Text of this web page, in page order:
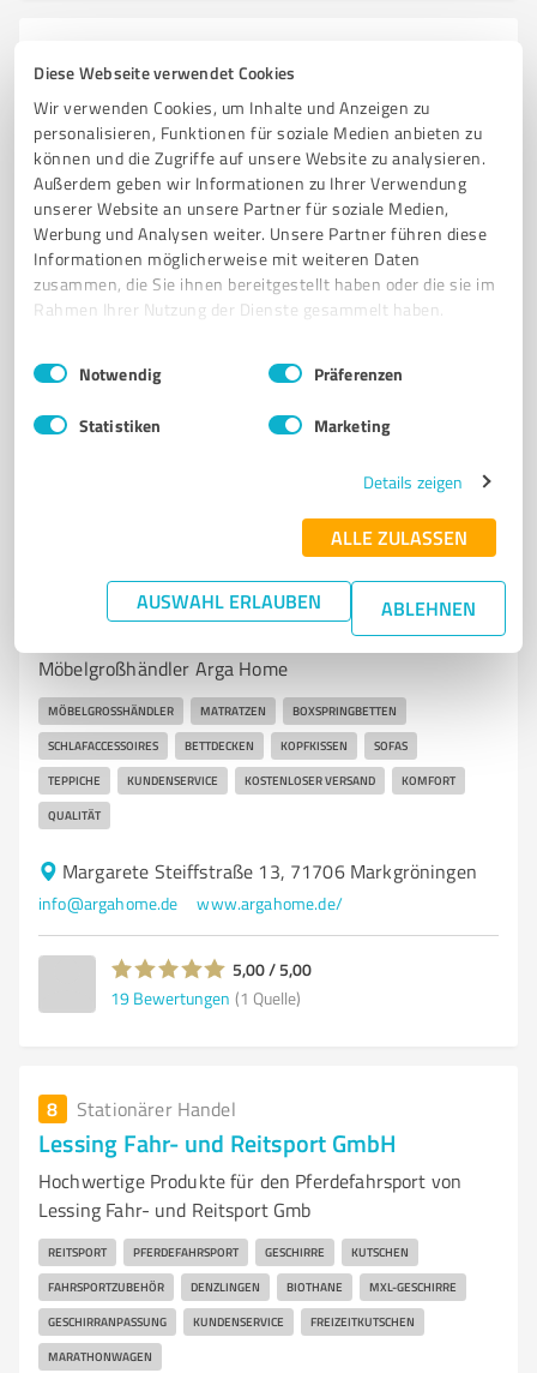
Diese Webseite verwendet Cookies
Wir verwenden Cookies, um Inhalte und Anzeigen zu
personalisieren, Funktionen für soziale Medien anbieten zu
können und die Zugriffe auf unsere Website zu analysieren.
Außerdem geben wir Informationen zu Ihrer Verwendung
unserer Website an unsere Partner für soziale Medien,
Werbung und Analysen weiter. Unsere Partner führen diese
Informationen möglicherweise mit weiteren Daten
zusammen, die Sie ihnen bereitgestellt haben oder die sie im
Rahmen Ihrer Nutzung der Dienste gesammelt haben.
Impressum Datenschutzbestimmungen
Einwilligungsauswahl
Notwendig Präferenzen
Statistiken Marketing
Details zeigen
ALLE ZULASSEN
AUSWAHL ERLAUBEN ABLEHNEN
6 Stationärer Handel
Schuhhaus Ilg Markgröningen
Hochwertige Markenschuhe für die ganze Familie im
Schuhhaus Ilg Markgröningen
SCHUHGESCHÄFT MARKENSCHUHE DAMEN HERREN KINDER
ORTHOPÄDISCHE SCHUHE MODISCHE SCHUHE TREKKING TASCHEN
info@schuhhaus-ilg.de www.schuhhaus-ilg.de/
5,00 / 5,00
Arga Handels GmbH - Arga Home
Hochwertige Matratzen und Boxspringbetten vom
Möbelgroßhändler Arga Home
MÖBELGROSSHÄNDLER MATRATZEN BOXSPRINGBETTEN
SCHLAFACCESSOIRES BETTDECKEN KOPFKISSEN SOFAS
TEPPICHE KUNDENSERVICE KOSTENLOSER VERSAND KOMFORT
QUALITÄT
Margarete Steiffstraße 13, 71706 Markgröningen
info@argahome.de www.argahome.de/
5,00 / 5,00
19 Bewertungen (1 Quelle)
8 Stationärer Handel
Lessing Fahr- und Reitsport GmbH
Hochwertige Produkte für den Pferdefahrsport von
Lessing Fahr- und Reitsport Gmb
REITSPORT PFERDEFAHRSPORT GESCHIRRE KUTSCHEN
FAHRSPORTZUBEHÖR DENZLINGEN BIOTHANE MXL-GESCHIRRE
GESCHIRRANPASSUNG KUNDENSERVICE FREIZEITKUTSCHEN
MARATHONWAGEN